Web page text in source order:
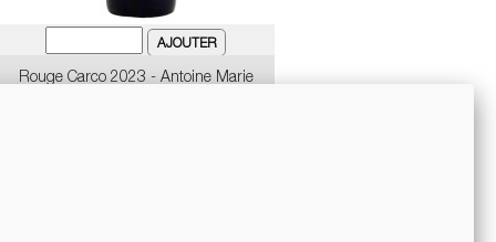
Rouge Carco 2023 - Antoine Marie